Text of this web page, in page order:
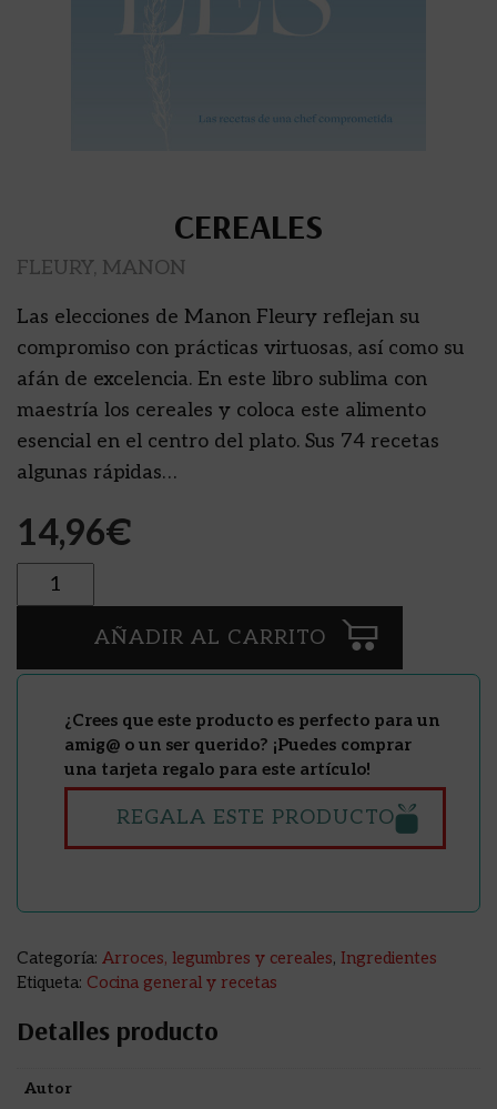
CEREALES
FLEURY, MANON
Las elecciones de Manon Fleury reflejan su
compromiso con prácticas virtuosas, así como su
afán de excelencia. En este libro sublima con
maestría los cereales y coloca este alimento
esencial en el centro del plato. Sus 74 recetas
algunas rápidas…
14,96€
Cantidad
AÑADIR AL CARRITO
¿Crees que este producto es perfecto para un
amig@ o un ser querido? ¡Puedes comprar
una tarjeta regalo para este artículo!
REGALA ESTE PRODUCTO
Categoría: Arroces, legumbres y cereales, Ingredientes
Etiqueta: Cocina general y recetas
Detalles producto
Autor